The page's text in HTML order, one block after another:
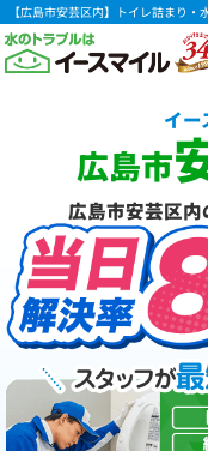
【広島市安芸区内】トイレ詰まり
イー
広島市
広島市安芸区